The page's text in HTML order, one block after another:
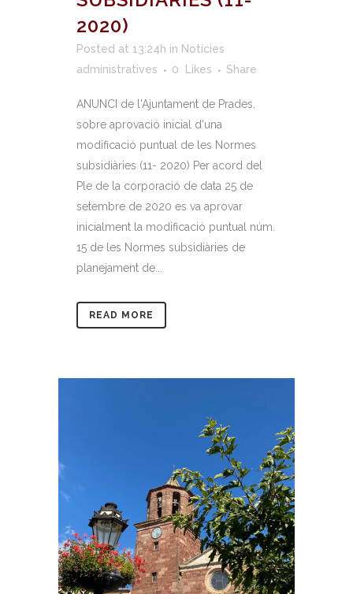
2020)
Posted at 13:24h in Notícies
administratives
0 Likes Share
ANUNCI de l'Ajuntament de Prades,
sobre aprovació inicial d'una
modificació puntual de les Normes
subsidiàries (11- 2020) Per acord del
Ple de la corporació de data 25 de
setembre de 2020 es va aprovar
inicialment la modificació puntual núm.
15 de les Normes subsidiàries de
planejament de...
READ MORE